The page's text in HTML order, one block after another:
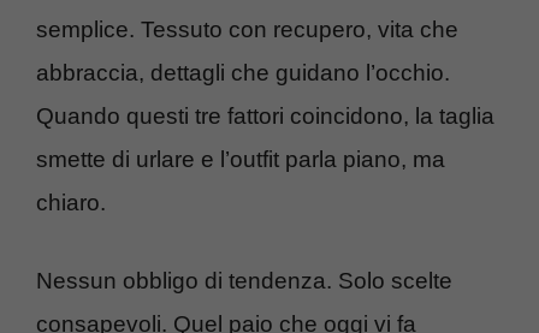
semplice. Tessuto con recupero, vita che
abbraccia, dettagli che guidano l’occhio.
Quando questi tre fattori coincidono, la taglia
smette di urlare e l’outfit parla piano, ma
chiaro.
Nessun obbligo di tendenza. Solo scelte
consapevoli. Quel paio che oggi vi fa